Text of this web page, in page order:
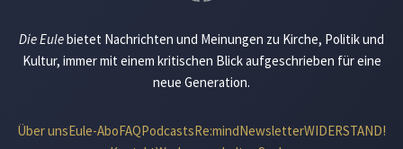
Die Eulebietet Nachrichten und Meinungen zu Kirche, Politik und
Kultur, immer mit einem kritischen Blick aufgeschrieben für eine
neue Generation.
Über unsEule-AboFAQPodcastsRe:mindNewsletterWIDERSTAND!